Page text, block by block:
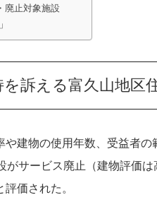
廃止対象施設
訴える富久山地区
や建物の使用年数、受益者
がサービス廃止（建物評価
価された。